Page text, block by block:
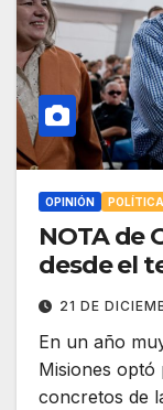
OPINIÓN POLÍTICA
NOTA de
desde el
21 DE
En un año
Misiones
concretos de